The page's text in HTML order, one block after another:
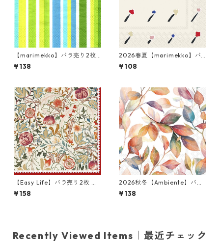
【marimekko】バラ売り2枚
ランチサイズ ペーパーナプキ
ン ONNELLINEN グリーン フ
¥138
2026春夏【marimekko】バ
ラ売り2枚 カクテルサイズ ペ
ーパーナプキン Ilo クリーム
¥108
【Easy Life】バラ売り2枚 ラ
ンチサイズ ペーパーナプキン
William Morris レッド ウィリ
¥158
2026秋冬【Ambiente】バラ
売り2枚 ランチサイズ ペーパ
ーナプキン colouful leavesホ
¥138
Recently Viewed Items｜最近チェック